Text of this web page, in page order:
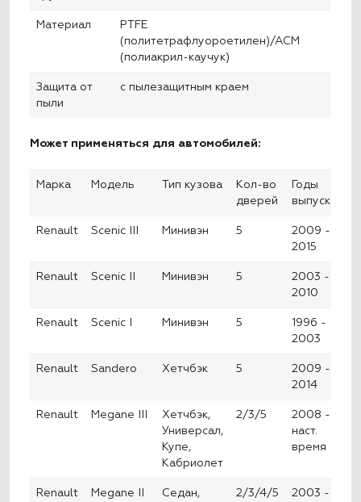
Материал
PTFE
(политетрафлуороетилен)/ACM
(полиакрил-каучук)
Защита от
пыли
с пылезащитным краем
Может применяться для автомобилей:
Марка Модель Тип кузова
Кол-во
дверей
Годы
выпуска
Renault Scenic III Минивэн 5
2009 -
2015
Renault Scenic II Минивэн 5
2003 -
2010
Renault Scenic I Минивэн 5
1996 -
2003
Renault Sandero Хетчбэк 5
2009 -
2014
Renault Megane III
Хетчбэк,
Универсал,
Купе,
Кабриолет
2/3/5
2008 -
наст.
время
Renault Megane II
Седан,
2/3/4/5
2003 -